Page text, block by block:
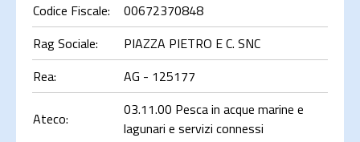
Codice Fiscale:
00672370848
Rag Sociale:
PIAZZA PIETRO E C. SNC
Rea:
AG - 125177
Ateco:
03.11.00 Pesca in acque marine e
lagunari e servizi connessi